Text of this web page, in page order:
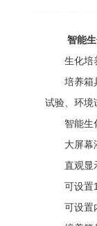
智能
生化培养
培养箱具
试验、环境
智能生化
大屏幕液
直观显示
可设置1-
可设置内